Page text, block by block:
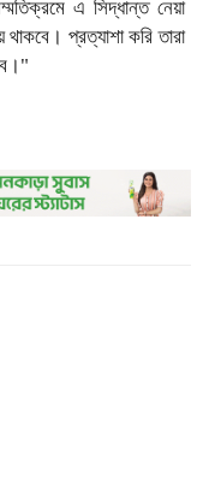
এ সিদ্ধান্ত নেয়া
থাকবে। প্রত্যাশা করি তারা